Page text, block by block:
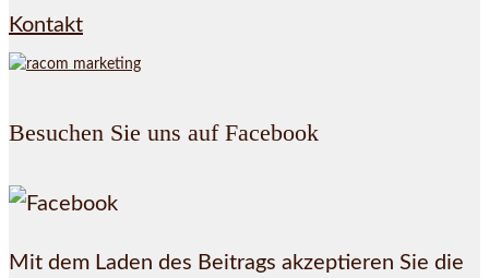
Kontakt
Besuchen Sie uns auf Facebook
Mit dem Laden des Beitrags akzeptieren Sie die